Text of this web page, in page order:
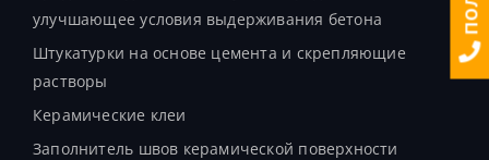
улучшающее условия выдерживания бетона
Штукатурки на основе цемента и скрепляющие
растворы
Керамические клеи
Заполнитель швов керамической поверхности